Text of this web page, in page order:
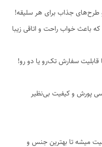
طرح‌های جذاب برای هر سلیقه!
باعث خواب راحت و اتاقی زیبا
قابلیت سفارش تک‌رو یا دو رو!
پورش و کیفیت بی‌نظیر
میشه تا بهترین جنس و